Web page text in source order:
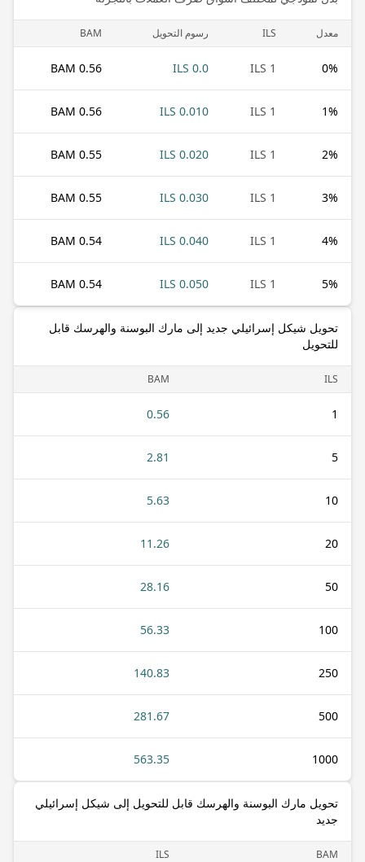
معدل ILS رسوم التحويل BAM
0%
1 ILS
0.0 ILS
0.56 BAM
1%
1 ILS
0.010 ILS
0.56 BAM
2%
1 ILS
0.020 ILS
0.55 BAM
3%
1 ILS
0.030 ILS
0.55 BAM
4%
1 ILS
0.040 ILS
0.54 BAM
5%
1 ILS
0.050 ILS
0.54 BAM
تحويل شيكل إسرائيلي جديد إلى مارك البوسنة والهرسك قابل
للتحويل
ILS
BAM
1
0.56
5
2.81
10
5.63
20
11.26
50
28.16
100
56.33
250
140.83
500
281.67
1000
563.35
تحويل مارك البوسنة والهرسك قابل للتحويل إلى شيكل إسرائيلي
جديد
BAM
ILS